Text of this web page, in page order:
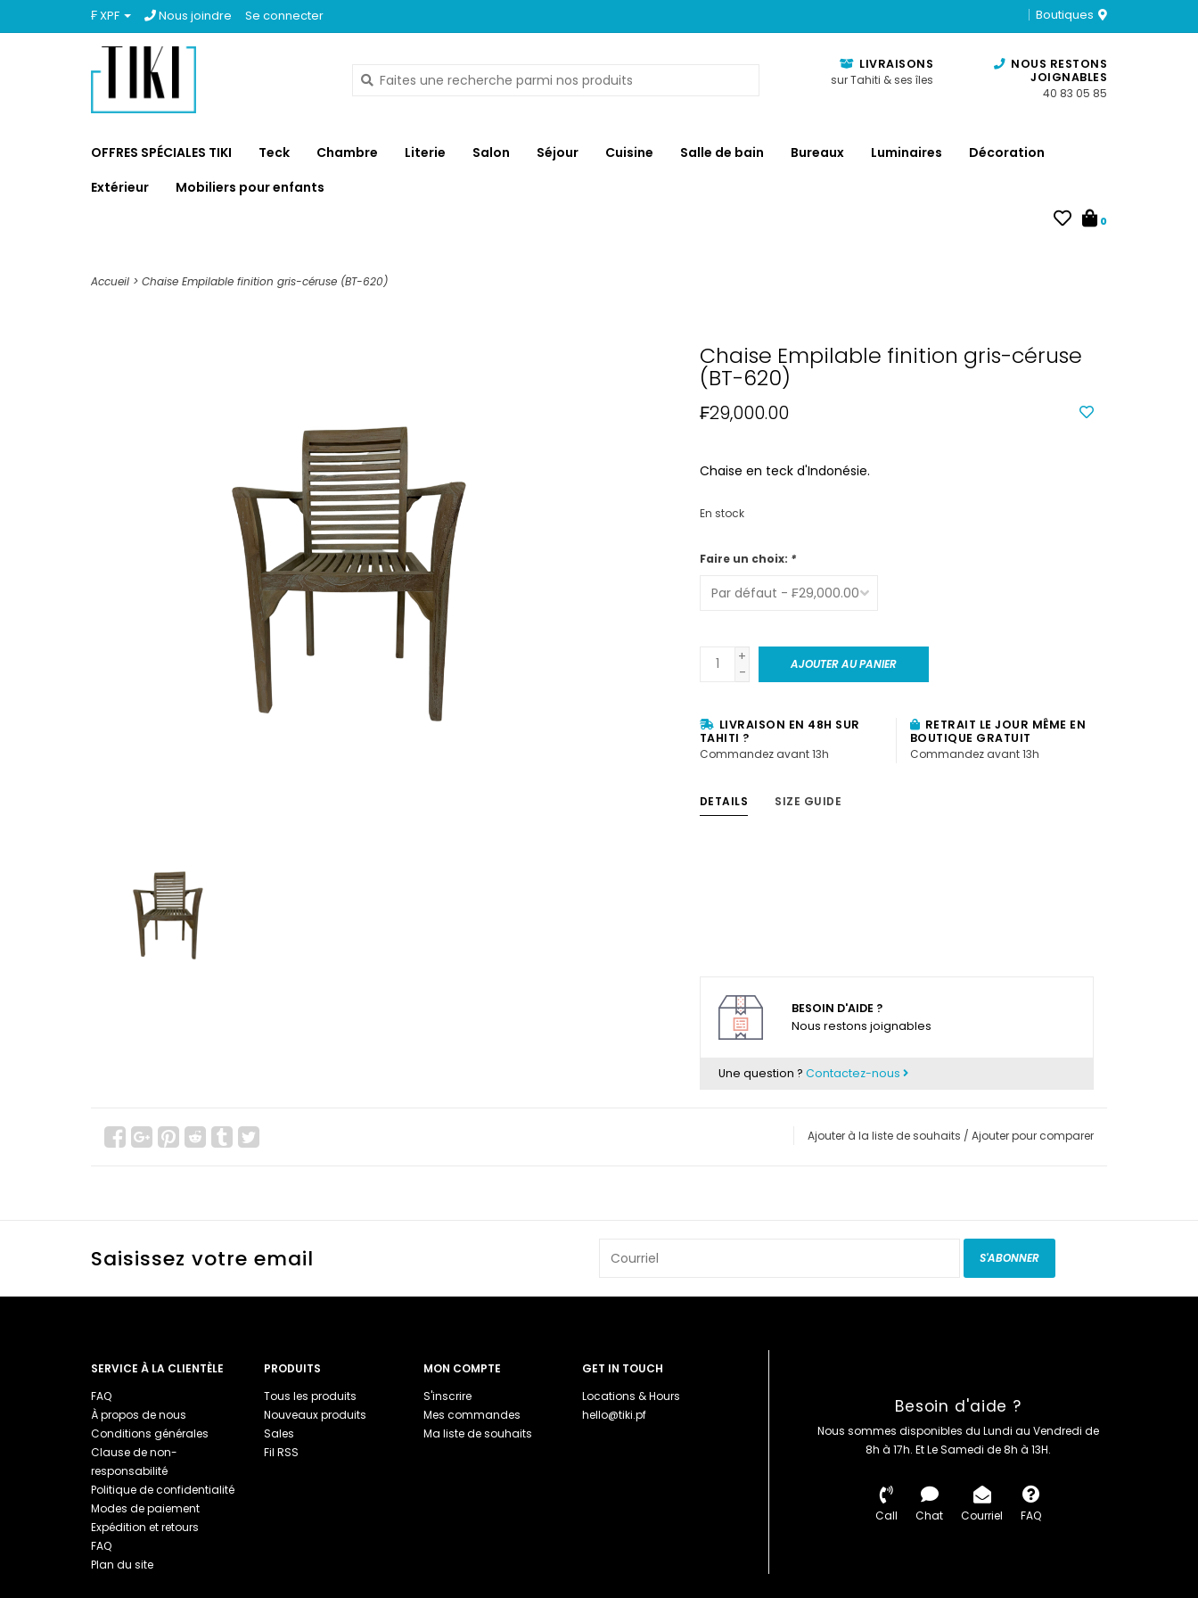
₣ XPF Nous joindre Se connecter Boutiques
LIVRAISONS
sur Tahiti & ses îles
NOUS RESTONS
JOIGNABLES
40 83 05 85
OFFRES SPÉCIALES TIKI Teck Chambre Literie Salon Séjour Cuisine Salle de bain Bureaux Luminaires
Décoration
Extérieur
Mobiliers pour enfants
0
Accueil > Chaise Empilable finition gris-céruse (BT-620)
Chaise Empilable finition gris-céruse
(BT-620)
₣29,000.00
Chaise en teck d'Indonésie.
En stock
Faire un choix: *
+
-
AJOUTER AU PANIER
LIVRAISON EN 48H SUR
TAHITI ?
Commandez avant 13h
RETRAIT LE JOUR MÊME EN
BOUTIQUE GRATUIT
Commandez avant 13h
DETAILS SIZE GUIDE
BESOIN D'AIDE ?
Nous restons joignables
Une question ? Contactez-nous
Ajouter à la liste de souhaits / Ajouter pour comparer
Saisissez votre email S'ABONNER
SERVICE À LA CLIENTÈLE
FAQ
À propos de nous
Conditions générales
Clause de non-
responsabilité
Politique de confidentialité
Modes de paiement
Expédition et retours
FAQ
Plan du site
PRODUITS
Tous les produits
Nouveaux produits
Sales
Fil RSS
MON COMPTE
S'inscrire
Mes commandes
Ma liste de souhaits
GET IN TOUCH
Locations & Hours
hello@tiki.pf
Besoin d'aide ?
Nous sommes disponibles du Lundi au Vendredi de
8h à 17h. Et Le Samedi de 8h à 13H.
Call Chat Courriel FAQ